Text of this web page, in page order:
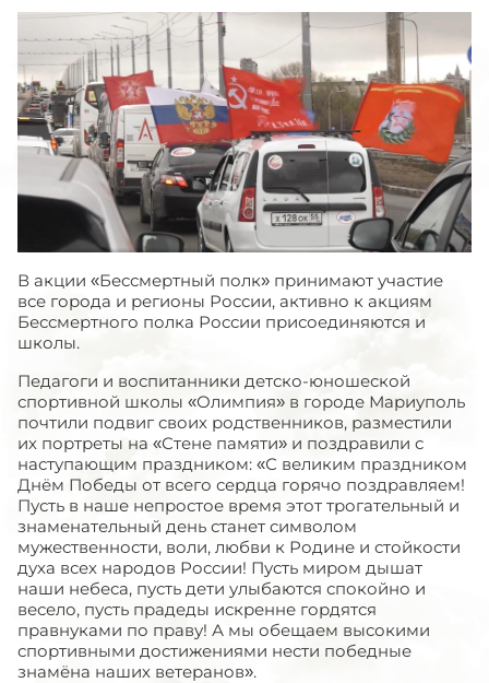
В акции «Бессмертный полк» принимают участие
все города и регионы России, активно к акциям
Бессмертного полка России присоединяются и
школы.
Педагоги и воспитанники детско-юношеской
спортивной школы «Олимпия» в городе Мариуполь
почтили подвиг своих родственников, разместили
их портреты на «Стене памяти» и поздравили с
наступающим праздником: «С великим праздником
Днём Победы от всего сердца горячо поздравляем!
Пусть в наше непростое время этот трогательный и
знаменательный день станет символом
мужественности, воли, любви к Родине и стойкости
духа всех народов России! Пусть миром дышат
наши небеса, пусть дети улыбаются спокойно и
весело, пусть прадеды искренне гордятся
правнуками по праву! А мы обещаем высокими
спортивными достижениями нести победные
знамёна наших ветеранов».